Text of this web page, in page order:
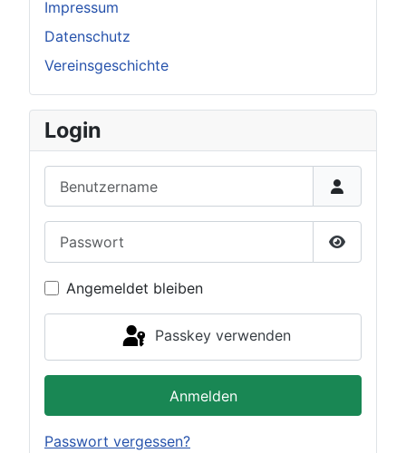
Impressum
Datenschutz
Vereinsgeschichte
Login
Passwort
Angemeldet bleiben
Passkey verwenden
Anmelden
Passwort vergessen?